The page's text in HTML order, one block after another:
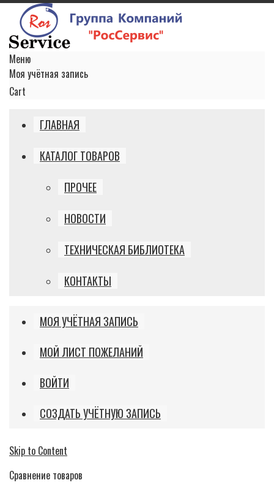
Меню
Моя учётная запись
Cart
ГЛАВНАЯ
КАТАЛОГ ТОВАРОВ
ПРОЧЕЕ
НОВОСТИ
ТЕХНИЧЕСКАЯ БИБЛИОТЕКА
КОНТАКТЫ
МОЯ УЧЁТНАЯ ЗАПИСЬ
МОЙ ЛИСТ ПОЖЕЛАНИЙ
ВОЙТИ
СОЗДАТЬ УЧЁТНУЮ ЗАПИСЬ
Skip to Content
Сравнение товаров